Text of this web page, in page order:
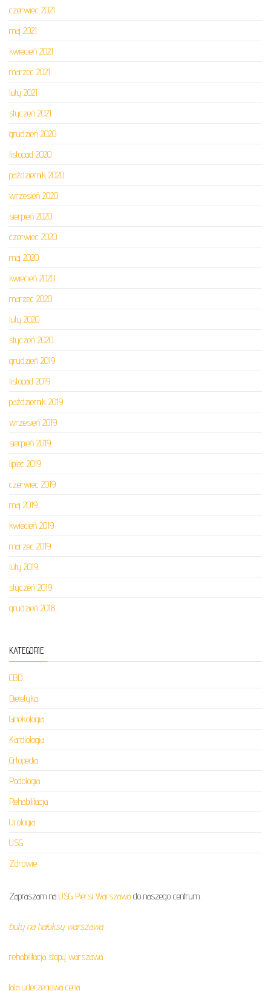
czerwiec 2021
maj 2021
kwiecień 2021
marzec 2021
luty 2021
styczeń 2021
grudzień 2020
listopad 2020
październik 2020
wrzesień 2020
sierpień 2020
czerwiec 2020
maj 2020
kwiecień 2020
marzec 2020
luty 2020
styczeń 2020
grudzień 2019
listopad 2019
październik 2019
wrzesień 2019
sierpień 2019
lipiec 2019
czerwiec 2019
maj 2019
kwiecień 2019
marzec 2019
luty 2019
styczeń 2019
grudzień 2018
KATEGORIE
CBD
Dietetyka
Ginekologia
Kardiologia
Ortopedia
Podologia
Rehabilitacja
Urologia
USG
Zdrowie
Zapraszam na USG Piersi Warszawa do naszego centrum.
buty na haluksy warszawa
rehabilitacja stopy warszawa
fala uderzeniowa cena